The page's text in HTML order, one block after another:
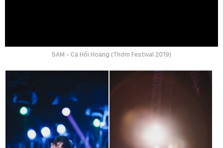
5AM - Cá Hồi Hoang (Thơm Festival 2019)